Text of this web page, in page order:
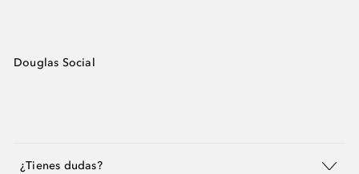
Douglas Social
¿Tienes dudas?